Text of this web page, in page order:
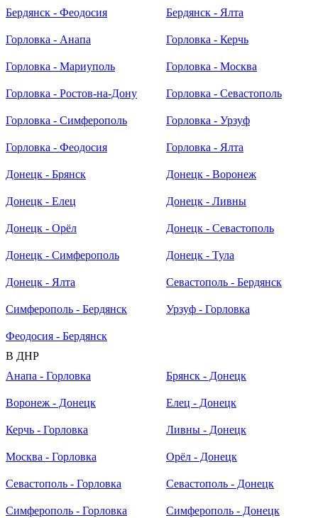
Бердянск - Феодосия Бердянск - Ялта
Горловка - Анапа Горловка - Керчь
Горловка - Мариуполь Горловка - Москва
Горловка - Ростов-на-Дону Горловка - Севастополь
Горловка - Симферополь Горловка - Урзуф
Горловка - Феодосия Горловка - Ялта
Донецк - Брянск Донецк - Воронеж
Донецк - Елец Донецк - Ливны
Донецк - Орёл Донецк - Севастополь
Донецк - Симферополь Донецк - Тула
Донецк - Ялта Севастополь - Бердянск
Симферополь - Бердянск Урзуф - Горловка
Феодосия - Бердянск
В ДНР
Анапа - Горловка
Брянск - Донецк
Воронеж - Донецк Елец - Донецк
Керчь - Горловка Ливны - Донецк
Москва - Горловка Орёл - Донецк
Севастополь - Горловка Севастополь - Донецк
Симферополь - Горловка Симферополь - Донецк